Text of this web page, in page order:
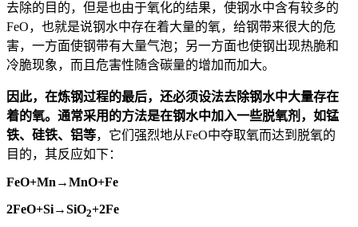
去除的目的，但是也由于氧化的结果，使钢水中含有较多的
FeO，也就是说钢水中存在着大量的氧，给钢带来很大的危
害，一方面使钢带有大量气泡；另一方面也使钢出现热脆和
冷脆现象，而且危害性随含碳量的增加而加大。
因此，在炼钢过程的最后，还必须设法去除钢水中大量存在
着的氧。通常采用的方法是在钢水中加入一些脱氧剂，如锰
铁、硅铁、铝等，它们强烈地从FeO中夺取氧而达到脱氧的
目的，其反应如下：
FeO+Mn→MnO+Fe
2FeO+Si→SiO2+2Fe